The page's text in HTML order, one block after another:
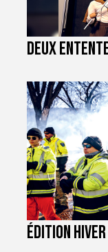
Deux
Édition